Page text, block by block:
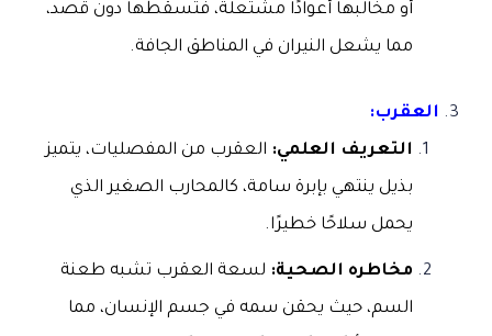
أو مخالبها أعوادًا مشتعلة، فتسقطها دون قصد،
مما يشعل النيران في المناطق الجافة.
العقرب:
التعريف العلمي: العقرب من المفصليات، يتميز
بذيل ينتهي بإبرة سامة، كالمحارب الصغير الذي
يحمل سلاحًا خطيرًا.
مخاطره الصحية: لسعة العقرب تشبه طعنة
السم، حيث يحقن سمه في جسم الإنسان، مما